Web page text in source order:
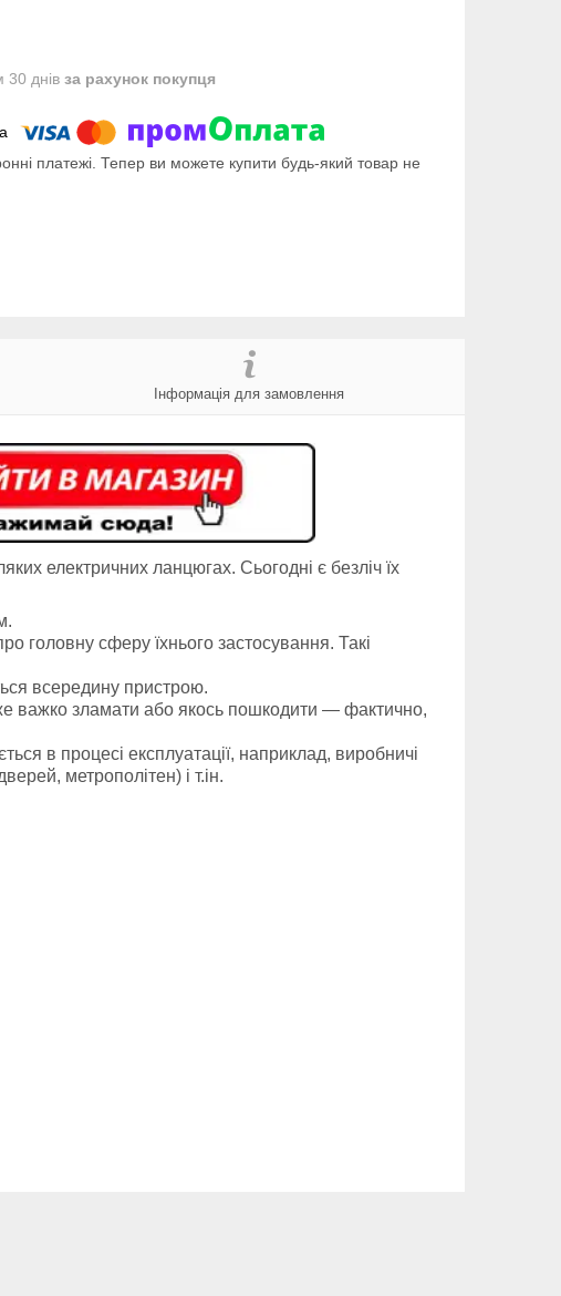
30 днів за рахунок покупця
платежі. Тепер ви можете купити будь-який товар не
Інформація для замовлення
електричних ланцюгах. Сьогодні є безліч їх
головну сферу їхнього застосування. Такі
всередину пристрою.
важко зламати або якось пошкодити — фактично,
в процесі експлуатації, наприклад, виробничі
метрополітен) і т.ін.